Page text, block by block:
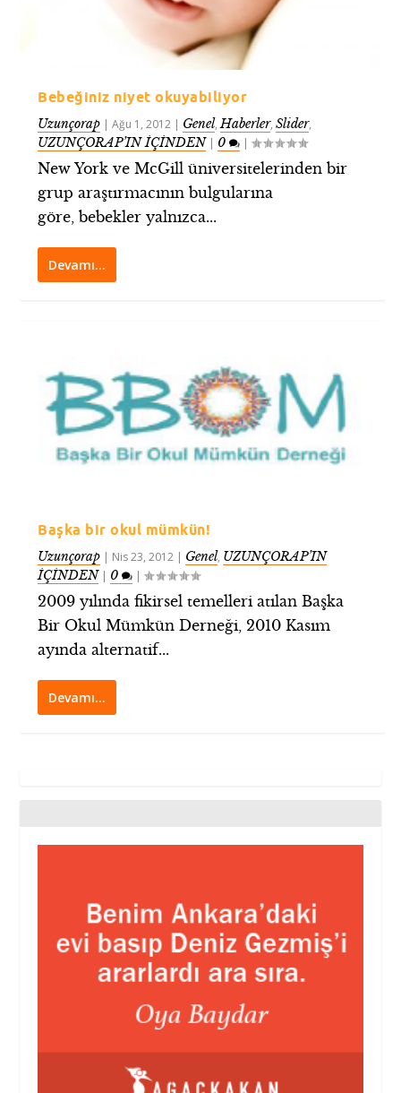
Bebeğiniz niyet okuyabiliyor
Uzunçorap |Ağu 1, 2012 | Genel,Haberler,Slider,
UZUNÇORAP’IN İÇİNDEN| 0 |
New York ve McGill üniversitelerinden bir
grup araştırmacının bulgularına
göre, bebekler yalnızca...
Devamı…
Başka bir okul mümkün!
Uzunçorap | Nis 23, 2012 | Genel, UZUNÇORAP’IN
İÇİNDEN| 0 |
2009 yılında fikirsel temelleri atılan Başka
Bir Okul Mümkün Derneği, 2010 Kasım
ayında alternatif...
Devamı…